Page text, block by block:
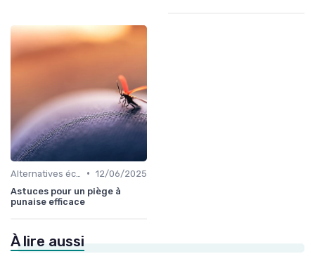
• 12/06/2025
Astuces pour un piège à
punaise efficace
À lire aussi